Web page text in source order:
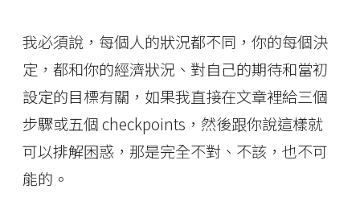
我必須說，每個人的狀況都不同，你的每個決
定，都和你的經濟狀況、對自己的期待和當初
設定的目標有關，如果我直接在文章裡給三個
步驟或五個 checkpoints，然後跟你說這樣就
可以排解困惑，那是完全不對、不該，也不可
能的。